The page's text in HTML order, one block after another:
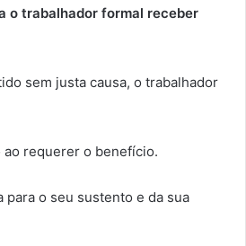
o trabalhador formal receber
sem justa causa, o trabalhador
requerer o benefício.
para o seu sustento e da sua